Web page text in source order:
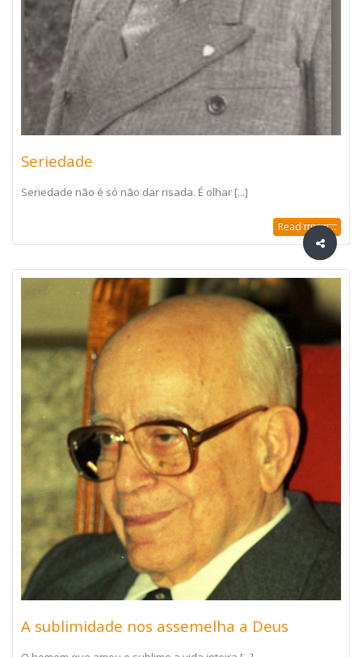
Seriedade
Seriedade não é só não dar risada. É olhar [...]
Read more...
A sublimidade nos assemelha a Deus